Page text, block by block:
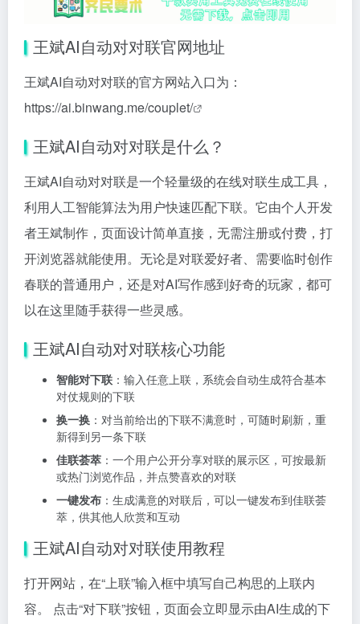
王斌AI自动对对联官网地址
王斌AI自动对对联的官方网站入口为：
https://ai.binwang.me/couplet/
王斌AI自动对对联是什么？
王斌AI自动对对联是一个轻量级的在线对联生成工具，
利用人工智能算法为用户快速匹配下联。它由个人开发
者王斌制作，页面设计简单直接，无需注册或付费，打
开浏览器就能使用。无论是对联爱好者、需要临时创作
春联的普通用户，还是对AI写作感到好奇的玩家，都可
以在这里随手获得一些灵感。
王斌AI自动对对联核心功能
智能对下联 ：输入任意上联，系统会自动生成符合基本
对仗规则的下联
换一换 ：对当前给出的下联不满意时，可随时刷新，重
新得到另一条下联
佳联荟萃 ：一个用户公开分享对联的展示区，可按最新
或热门浏览作品，并点赞喜欢的对联
一键发布 ：生成满意的对联后，可以一键发布到佳联荟
萃，供其他人欣赏和互动
王斌AI自动对对联使用教程
打开网站，在“上联”输入框中填写自己构思的上联内
容。 点击“对下联”按钮，页面会立即显示由AI生成的下